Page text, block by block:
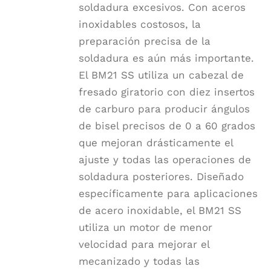
soldadura excesivos. Con aceros
inoxidables costosos, la
preparación precisa de la
soldadura es aún más importante.
El BM21 SS utiliza un cabezal de
fresado giratorio con diez insertos
de carburo para producir ángulos
de bisel precisos de 0 a 60 grados
que mejoran drásticamente el
ajuste y todas las operaciones de
soldadura posteriores. Diseñado
específicamente para aplicaciones
de acero inoxidable, el BM21 SS
utiliza un motor de menor
velocidad para mejorar el
mecanizado y todas las